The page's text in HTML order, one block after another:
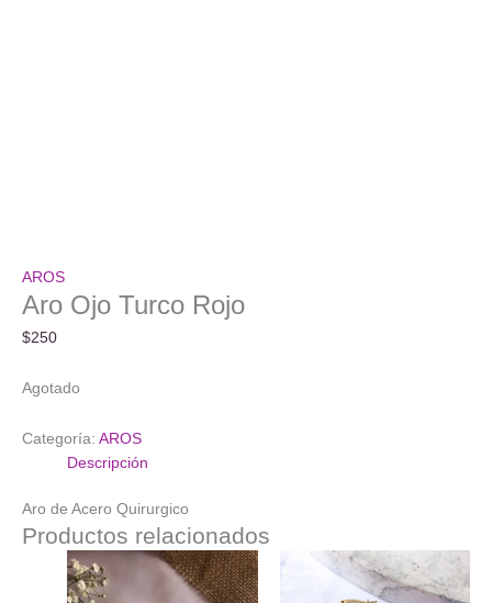
AROS
Aro Ojo Turco Rojo
$250
Agotado
Categoría: AROS
Descripción
Aro de Acero Quirurgico
Productos relacionados